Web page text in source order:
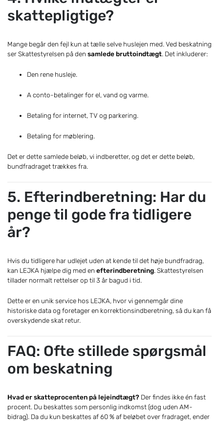
skattepligtige?
Mange begår den fejl kun at tælle selve huslejen med. Ved beskatning
ser Skattestyrelsen på den samlede bruttoindtægt. Det inkluderer:
Den rene husleje.
A conto-betalinger for el, vand og varme.
Betaling for internet, TV og parkering.
Betaling for møblering.
Det er dette samlede beløb, vi indberetter, og det er dette beløb,
bundfradraget trækkes fra.
5. Efterindberetning: Har du
penge til gode fra tidligere
år?
Hvis du tidligere har udlejet uden at kende til det høje bundfradrag,
kan LEJKA hjælpe dig med en efterindberetning. Skattestyrelsen
tillader normalt rettelser op til 3 år bagud i tid.
Dette er en unik service hos LEJKA, hvor vi gennemgår dine
historiske data og foretager en korrektionsindberetning, så du kan få
overskydende skat retur.
FAQ: Ofte stillede spørgsmål
om beskatning
Hvad er skatteprocenten på lejeindtægt? Der findes ikke én fast
procent. Du beskattes som personlig indkomst (dog uden AM-
bidrag). Da du kun beskattes af 60 % af beløbet over fradraget, ender